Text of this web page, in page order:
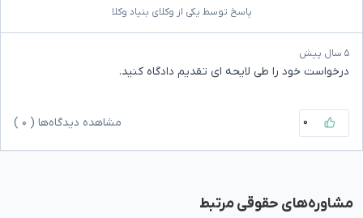
پاسخ توسط یکی از وکلای بنیاد وکلا
۵ سال پیش
درخواست خود را طی لایحه ای تقدیم دادگاه کنید.
۰ مشاهده دیدگاه‌ها ( ۰
مشاوره‌های حقوقی مرتبط